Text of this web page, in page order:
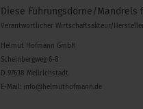
Diese Führungsdorne/
Verantwortlicher Wirtschaftsakteur/
Helmut Hofmann GmbH
Scheinbergweg 6-8
D-97638 Mellrichstadt
E-Mail: info@helmuthofmann.de